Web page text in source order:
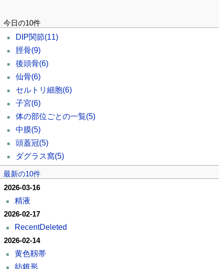
今日の10件
DIP関節(11)
脛骨(9)
後頭骨(6)
仙骨(6)
セルトリ細胞(6)
子宮(6)
体の部位ごとの一覧(5)
中膜(5)
頭蓋冠(5)
ダグラス窩(5)
最新の10件
2026-03-16
精液
2026-02-17
RecentDeleted
2026-02-14
黄色靱帯
紡錐形